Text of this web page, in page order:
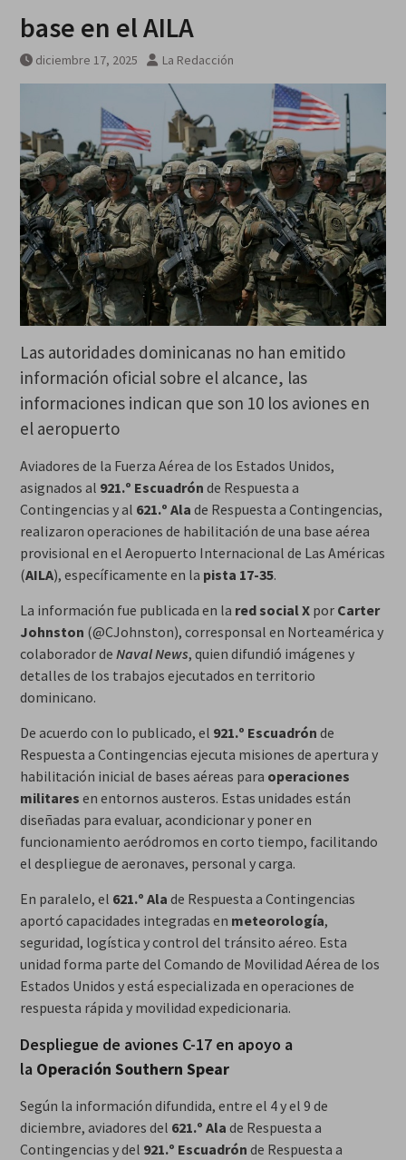
base en el AILA
diciembre 17, 2025 La Redacción
Las autoridades dominicanas no han emitido
información oficial sobre el alcance, las
informaciones indican que son 10 los aviones en
el aeropuerto
Aviadores de la Fuerza Aérea de los Estados Unidos,
asignados al 921.º Escuadrón de Respuesta a
Contingencias y al 621.º Ala de Respuesta a Contingencias,
realizaron operaciones de habilitación de una base aérea
provisional en el Aeropuerto Internacional de Las Américas
(AILA), específicamente en la pista 17-35.
La información fue publicada en la red social Xpor Carter
Johnston (@CJohnston), corresponsal en Norteamérica y
colaborador de Naval News, quien difundió imágenes y
detalles de los trabajos ejecutados en territorio
dominicano.
De acuerdo con lo publicado, el 921.º Escuadrón de
Respuesta a Contingencias ejecuta misiones de apertura y
habilitación inicial de bases aéreas para operaciones
militares en entornos austeros. Estas unidades están
diseñadas para evaluar, acondicionar y poner en
funcionamiento aeródromos en corto tiempo, facilitando
el despliegue de aeronaves, personal y carga.
En paralelo, el 621.º Ala de Respuesta a Contingencias
aportó capacidades integradas en meteorología,
seguridad, logística y control del tránsito aéreo. Esta
unidad forma parte del Comando de Movilidad Aérea de los
Estados Unidos y está especializada en operaciones de
respuesta rápida y movilidad expedicionaria.
Despliegue de aviones C-17 en apoyo a
la Operación Southern Spear
Según la información difundida, entre el 4 y el 9 de
diciembre, aviadores del 621.º Ala de Respuesta a
Contingencias y del 921.º Escuadrón de Respuesta a